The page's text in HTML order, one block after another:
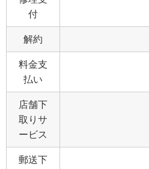
付
解約
料金支
払い
店舗下
取りサ
ービス
郵送下